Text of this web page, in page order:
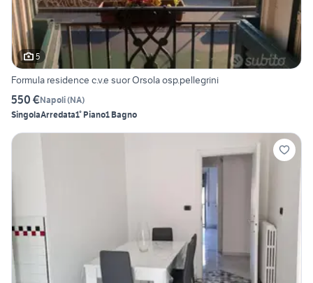
5
Formula residence c.v.e suor Orsola osp.pellegrini
550 €Napoli(NA)
SingolaArredata1° Piano1 Bagno